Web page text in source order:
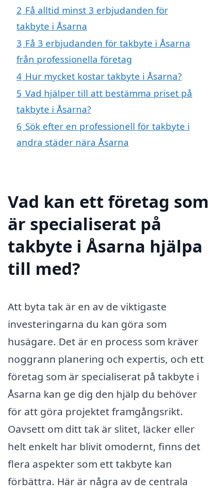
2 Få alltid minst 3 erbjudanden för
takbyte i Åsarna
3 Få 3 erbjudanden för takbyte i Åsarna
från professionella företag
4 Hur mycket kostar takbyte i Åsarna?
5 Vad hjälper till att bestämma priset på
takbyte i Åsarna?
6 Sök efter en professionell för takbyte i
andra städer nära Åsarna
Vad kan ett företag som
är specialiserat på
takbyte i Åsarna hjälpa
till med?
Att byta tak är en av de viktigaste
investeringarna du kan göra som
husägare. Det är en process som kräver
noggrann planering och expertis, och ett
företag som är specialiserat på takbyte i
Åsarna kan ge dig den hjälp du behöver
för att göra projektet framgångsrikt.
Oavsett om ditt tak är slitet, läcker eller
helt enkelt har blivit omodernt, finns det
flera aspekter som ett takbyte kan
förbättra. Här är några av de centrala